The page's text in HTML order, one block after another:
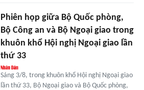
Phiên họp giữa Bộ Quốc phòng,
Bộ Công an và Bộ Ngoại giao trong
khuôn khổ Hội nghị Ngoại giao lần
thứ 33
Sáng 3/8, trong khuôn khổ Hội nghị Ngoại giao
lần thứ 33, Bộ Ngoại giao và Bộ Quốc phòng,